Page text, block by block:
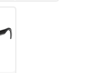
May 2026